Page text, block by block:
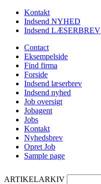
Kontakt
Indsend NYHED
Indsend LÆSERBREV
Contact
Eksempelside
Find firma
Forside
Indsend læserbrev
Indsend nyhed
Job oversigt
Jobagent
Jobs
Kontakt
Nyhedsbrev
Opret Job
Sample page
ARTIKELARKIV